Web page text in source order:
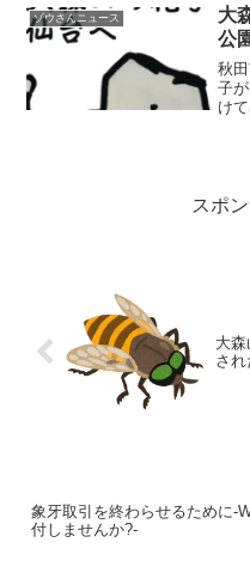
画
ゾウさんニュース
大
公
秋
子
け
に
山
スポ
大
さ
象牙取引を終わらせるために-
付しませんか?-